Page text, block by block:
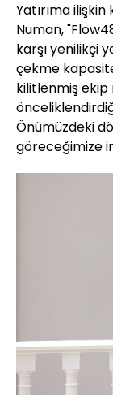
Yatırıma
Numan,
karşı yenilikçi
çekme
kilitlenmiş ekip
Önümüzdeki
göreceğimize